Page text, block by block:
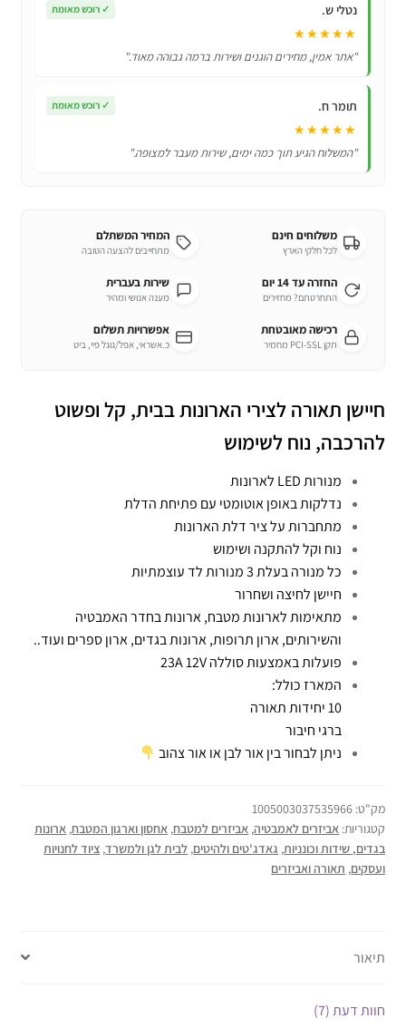
יחידותנטלי ש. ✓ רוכש מאומת
★★★★★
"אתר אמין, מחירים הוגנים ושירות ברמה גבוהה מאוד."
תומר ח. ✓ רוכש מאומת
★★★★★
"המשלוח הגיע תוך כמה ימים, שירות מעבר למצופה."
משלוחים חינם
לכל חלקי הארץ
המחיר המשתלם
מתחייבים להצעה הטובה
החזרה עד 14 יום
התחרטתם? מחזירים
שירות בעברית
מענה אנושי ומהיר
רכישה מאובטחת
תקן PCI-SSL מחמיר
אפשרויות תשלום
כ.אשראי, אפל/גוגל פיי, ביט
חיישן תאורה לצירי הארונות בבית, קל ופשוט
להרכבה, נוח לשימוש
מנורות LED לארונות
נדלקות באופן אוטומטי עם פתיחת הדלת
מתחברות על ציר דלת הארונות
נוח וקל להתקנה ושימוש
כל מנורה בעלת 3 מנורות לד עוצמתיות
חיישן לחיצה ושחרור
מתאימות לארונות מטבח, ארונות בחדר האמבטיה
והשירותים, ארון תרופות, ארונות בגדים, ארון ספרים ועוד..
פועלות באמצעות סוללה 23A 12V
המארז כולל:
10 יחידות תאורה
ברגי חיבור
ניתן לבחור בין אור לבן או אור צהוב
מק"ט: 1005003037535966
קטגוריות: אביזרים לאמבטיה, אביזרים למטבח, אחסון וארגון המטבח, ארונות
בגדים, שידות וכונניות, גאדג'טים ולהיטים, לבית לגן ולמשרד, ציוד לחנויות
ועסקים, תאורה ואביזרים
תיאור
חוות דעת (7)